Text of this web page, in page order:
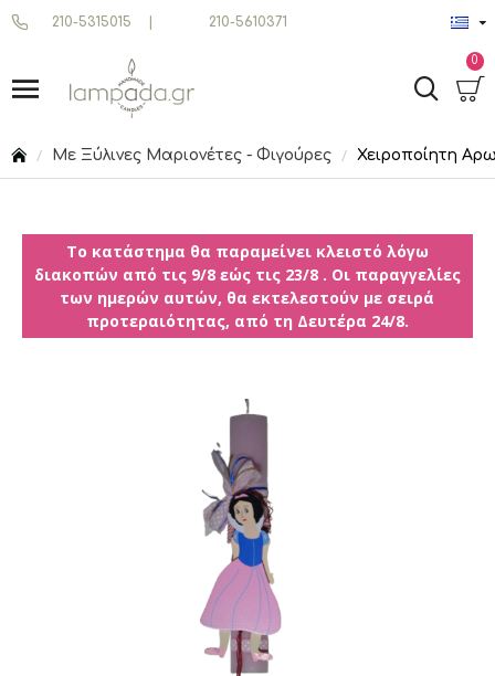
210-5315015 210-5610371
0
Με Ξύλινες Μαριονέτες - Φιγούρες Χειροποίητη
Το κατάστημα θα παραμείνει κλειστό λόγω
διακοπών από τις 9/8 εώς τις 23/8 . Οι παραγγελίες
των ημερών αυτών, θα εκτελεστούν με σειρά
προτεραιότητας, από τη Δευτέρα 24/8.